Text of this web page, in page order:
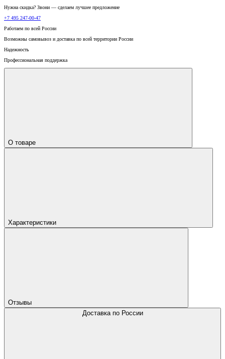
Нужна скидка? Звони — сделаем лучшее предложение
+7 495 247-00-47
Работаем по всей России
Возможны самовывоз и доставка по всей территории России
Надежность
Профессиональная поддержка
О товаре
Характеристики
Отзывы
Доставка по России